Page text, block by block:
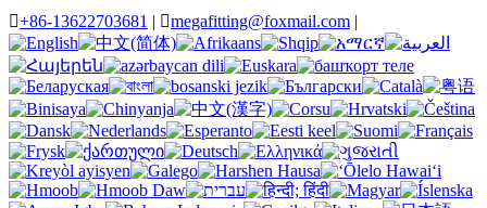
+86-13622703681 | megafitting@foxmail.com |